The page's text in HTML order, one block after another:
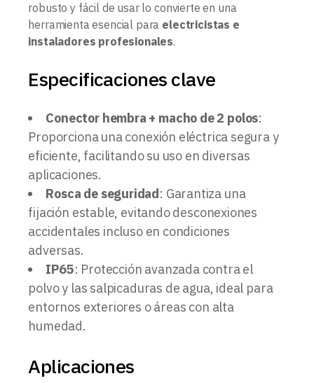
robusto y fácil de usar lo convierte en una
herramienta esencial para electricistas e
instaladores profesionales.
Especificaciones clave
Conector hembra + macho de 2 polos:
Proporciona una conexión eléctrica segura y
eficiente, facilitando su uso en diversas
aplicaciones.
Rosca de seguridad: Garantiza una
fijación estable, evitando desconexiones
accidentales incluso en condiciones
adversas.
IP65: Protección avanzada contra el
polvo y las salpicaduras de agua, ideal para
entornos exteriores o áreas con alta
humedad.
Aplicaciones